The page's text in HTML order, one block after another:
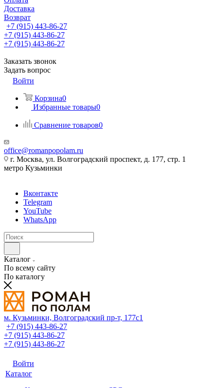
Доставка
Возврат
+7 (915) 443-86-27
+7 (915) 443-86-27
+7 (915) 443-86-27
Заказать звонок
Задать вопрос
Войти
Корзина0
Избранные товары0
Сравнение товаров0
office@romanpopolam.ru
г. Москва, ул. Волгоградский проспект, д. 177, стр. 1
метро Кузьминки
Вконтакте
Telegram
YouTube
WhatsApp
Каталог
По всему сайту
По каталогу
м. Кузьминки, Волгоградский пр‑т, 177с1
+7 (915) 443-86-27
+7 (915) 443-86-27
+7 (915) 443-86-27
Войти
Каталог